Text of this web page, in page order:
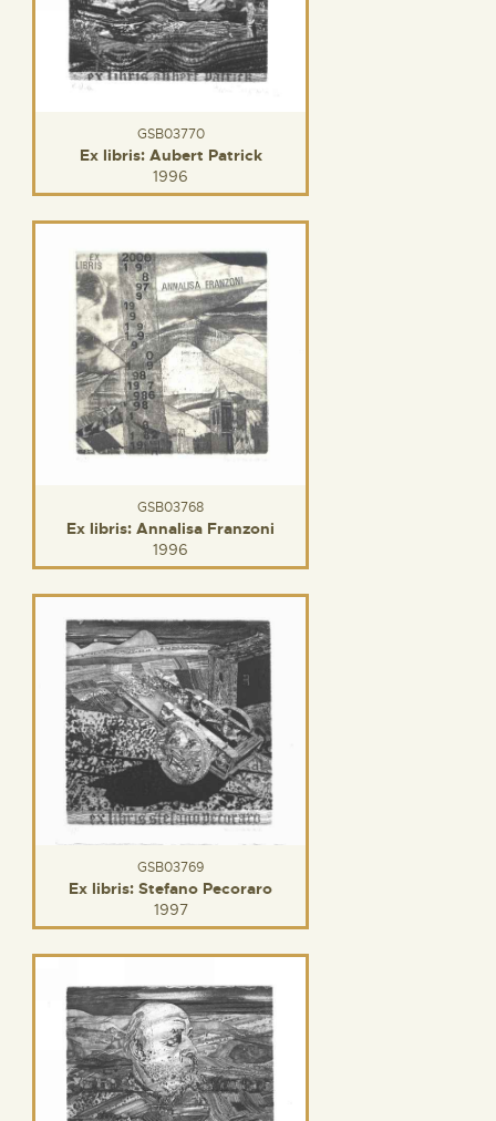
GSB03770
Ex libris: Aubert Patrick
1996
GSB03768
Ex libris: Annalisa Franzoni
1996
GSB03769
Ex libris: Stefano Pecoraro
1997